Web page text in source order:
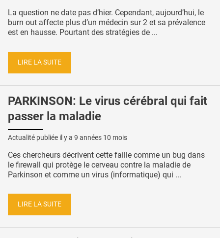
La question ne date pas d’hier. Cependant, aujourd’hui, le
burn out affecte plus d’un médecin sur 2 et sa prévalence
est en hausse. Pourtant des stratégies de ...
LIRE LA SUITE
PARKINSON: Le virus cérébral qui fait
passer la maladie
Actualité publiée il y a 9 années 10 mois
Ces chercheurs décrivent cette faille comme un bug dans
le firewall qui protège le cerveau contre la maladie de
Parkinson et comme un virus (informatique) qui ...
LIRE LA SUITE